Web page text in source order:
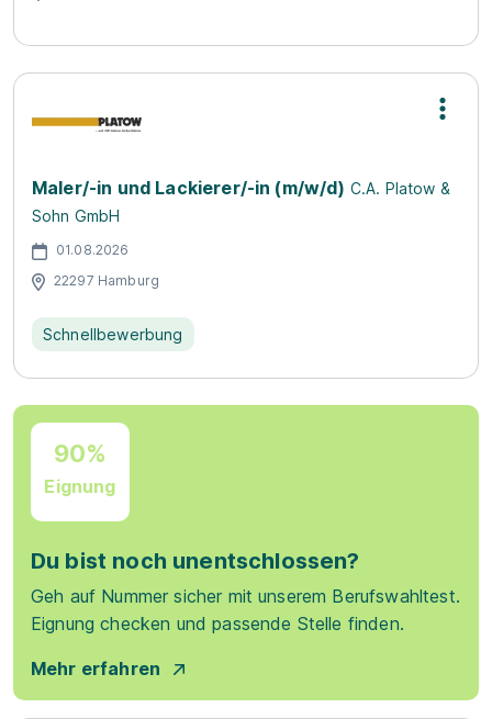
Maler/-in und Lackierer/-in (m/w/d) C.A. Platow &
Sohn GmbH
01.08.2026
22297 Hamburg
Schnellbewerbung
90%
Eignung
Du bist noch unentschlossen?
Geh auf Nummer sicher mit unserem Berufswahltest.
Eignung checken und passende Stelle finden.
Mehr erfahren